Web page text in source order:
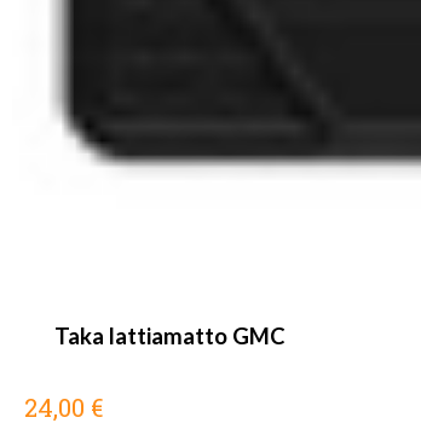
Taka lattiamatto GMC
24,00 €